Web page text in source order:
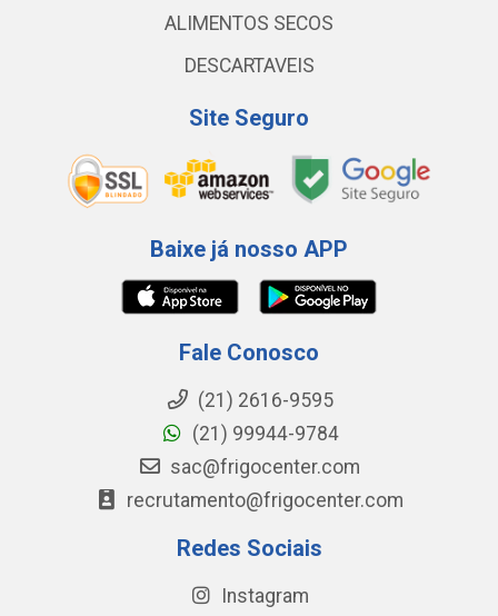
ALIMENTOS SECOS
DESCARTAVEIS
Site Seguro
Baixe já nosso APP
Fale Conosco
(21) 2616-9595
(21) 99944-9784
sac@frigocenter.com
recrutamento@frigocenter.com
Redes Sociais
Instagram